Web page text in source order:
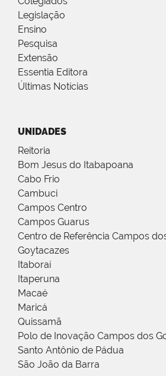
Legislação
Ensino
Pesquisa
Extensão
Essentia Editora
Últimas Notícias
UNIDADES
Reitoria
Bom Jesus do Itabapoana
Cabo Frio
Cambuci
Campos Centro
Campos Guarus
Centro de Referência Campos
Goytacazes
Itaboraí
Itaperuna
Macaé
Maricá
Quissamã
Polo de Inovação Campos dos
Santo Antônio de Pádua
São João da Barra